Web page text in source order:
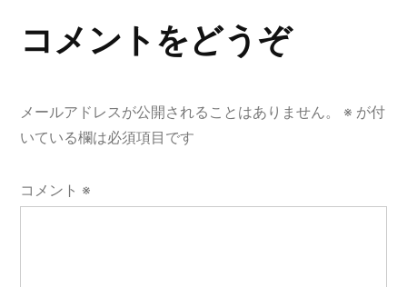
ゲ
シ
ョ
ン
コメントをどうぞ
メールアドレスが公開されることはありません。 ※ が付
いている欄は必須項目です
コメント ※